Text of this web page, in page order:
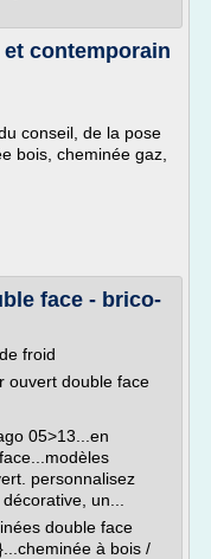
contemporain
conseil, de la pose
bois, cheminée gaz,
face - brico-
froid
ouvert double face
05>13...en
personnalisez
un...
double face
à bois /